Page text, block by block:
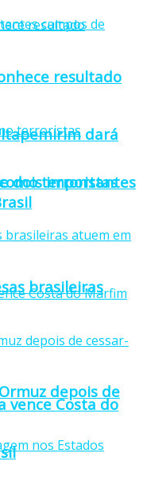
dará
dois importantes
vence Costa do
resultado
terroristas
brasileiras
depois de